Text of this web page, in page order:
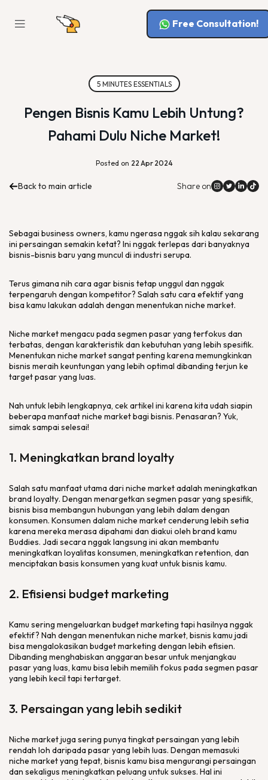
Free Consultation!
5 MINUTES ESSENTIALS
Pengen Bisnis Kamu Lebih Untung?
Pahami Dulu Niche Market!
Posted on 22 Apr 2024
Back to main article Share on
Sebagai business owners, kamu ngerasa nggak sih kalau sekarang
ini persaingan semakin ketat? Ini nggak terlepas dari banyaknya
bisnis-bisnis baru yang muncul di industri serupa.
Terus gimana nih cara agar bisnis tetap unggul dan nggak
terpengaruh dengan kompetitor? Salah satu cara efektif yang
bisa kamu lakukan adalah dengan menentukan niche market.
Niche marketmengacu pada segmen pasar yang terfokus dan
terbatas, dengan karakteristik dan kebutuhan yang lebih spesifik.
Menentukan niche marketsangat penting karena memungkinkan
bisnis meraih keuntungan yang lebih optimal dibanding terjun ke
target pasar yang luas.
Nah untuk lebih lengkapnya, cek artikel ini karena kita udah siapin
beberapa manfaatniche marketbagi bisnis. Penasaran? Yuk,
simak sampai selesai!
1. Meningkatkan brand loyalty
Salah satu manfaat utama dari niche marketadalah meningkatkan
brand loyalty. Dengan menargetkan segmen pasar yang spesifik,
bisnis bisa membangun hubungan yang lebih dalam dengan
konsumen. Konsumen dalam niche marketcenderung lebih setia
karena mereka merasa dipahami dan diakui oleh brandkamu
Buddies. Jadi secara nggak langsung ini akan membantu
meningkatkan loyalitas konsumen, meningkatkan retention, dan
menciptakan basis konsumen yang kuat untuk bisnis kamu.
2. Efisiensi budget marketing
Kamu sering mengeluarkan budget marketing tapi hasilnya nggak
efektif? Nah dengan menentukan niche market, bisnis kamu jadi
bisa mengalokasikan budget marketing dengan lebih efisien.
Dibanding menghabiskan anggaran besar untuk menjangkau
pasar yang luas, kamu bisa lebih memilih fokus pada segmen pasar
yang lebih kecil tapi tertarget.
3. Persaingan yang lebih sedikit
Niche marketjuga sering punya tingkat persaingan yang lebih
rendah loh daripada pasar yang lebih luas. Dengan memasuki
niche marketyang tepat, bisnis kamu bisa mengurangi persaingan
dan sekaligus meningkatkan peluang untuk sukses. Hal ini